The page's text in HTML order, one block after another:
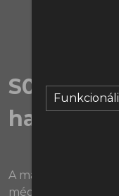
S01E26 |
haladnak
A madridi derbiből
még mindig a